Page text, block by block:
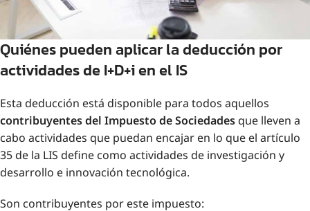
Quiénes pueden aplicar la deducción por
actividades de I+D+i en el IS
Esta deducción está disponible para todos aquellos
contribuyentes del Impuesto de Sociedades que lleven a
cabo actividades que puedan encajar en lo que el artículo
35 de la LIS define como actividades de investigación y
desarrollo e innovación tecnológica.
Son contribuyentes por este impuesto: